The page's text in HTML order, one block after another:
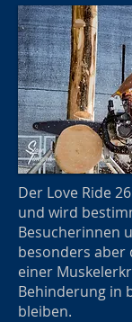
Der Love Ride
und wird
Besucherinnen
besonders aber
einer
Behinderung in
bleiben.